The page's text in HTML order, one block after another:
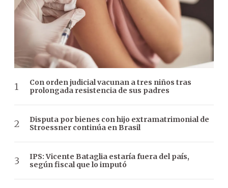
Con orden judicial vacunan a tres niños tras
prolongada resistencia de sus padres
Disputa por bienes con hijo extramatrimonial de
Stroessner continúa en Brasil
IPS: Vicente Bataglia estaría fuera del país,
según fiscal que lo imputó